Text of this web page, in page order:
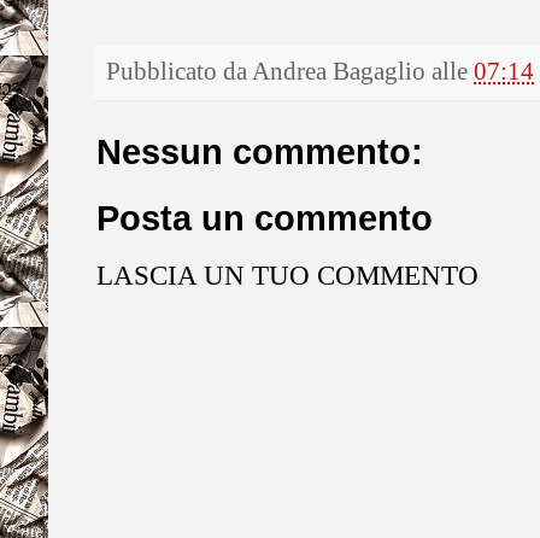
Pubblicato daAndrea Bagaglio alle 07:14
Nessun commento:
Posta un commento
LASCIA UN TUO COMMENTO